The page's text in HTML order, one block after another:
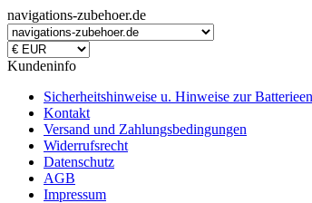
navigations-zubehoer.de
Kundeninfo
Sicherheitshinweise u. Hinweise zur
Kontakt
Versand und Zahlungsbedingungen
Widerrufsrecht
Datenschutz
AGB
Impressum